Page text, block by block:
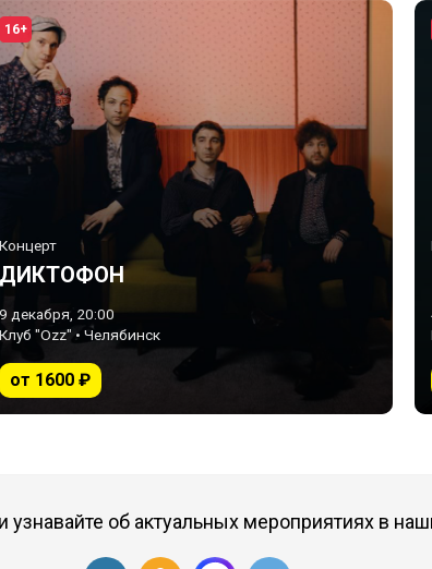
16+
Концерт
ДИКТОФОН
9 декабря, 20:00
Клуб "Ozz" • Челябинск
от 1600 ₽
узнавайте об актуальных мероприятиях в